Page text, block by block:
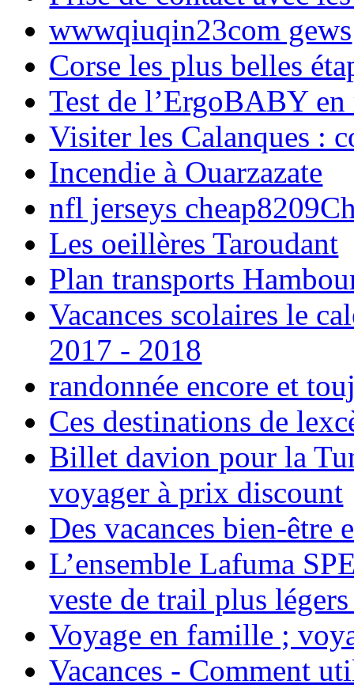
wwwqiuqin23com gews
Corse les plus belles
Test de l’ErgoBABY en
Visiter les Calanques :
Incendie à Ouarzazate
nfl jerseys
Les oeillères Taroudant
Plan transports
Vacances scolaires le
2017 - 2018
randonnée encore et
Ces destinations de
Billet davion pour la
voyager à prix discount
Des vacances bien-être
L’ensemble Lafuma
veste de trail plus
Voyage en famille ;
Vacances - Comment